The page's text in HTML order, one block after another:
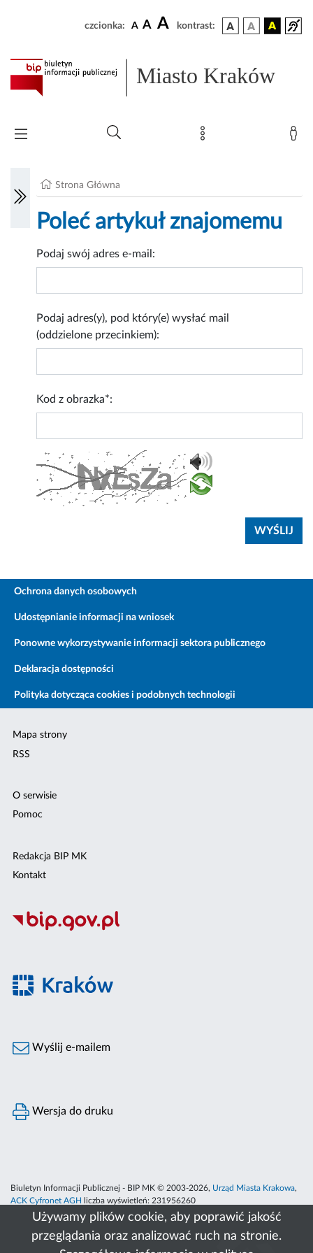
Używamy plików cookie, aby poprawić jakość
przeglądania oraz analizować ruch na stronie.
czcionka: A A A kontrast:
Miasto Kraków
Strona Główna
Poleć artykuł znajomemu
Podaj swój adres e-mail:
Podaj adres(y), pod który(e) wysłać mail
(oddzielone przecinkiem):
Kod z obrazka*:
Ochrona danych osobowych
Udostępnianie informacji na wniosek
Ponowne wykorzystywanie informacji sektora publicznego
Deklaracja dostępności
Polityka dotycząca cookies i podobnych technologii
Mapa strony
RSS
O serwisie
Pomoc
Redakcja BIP MK
Kontakt
Wyślij e-mailem
Wersja do druku
Biuletyn Informacji Publicznej - BIP MK © 2003-2026, Urząd Miasta Krakowa,
ACK Cyfronet AGH
liczba wyświetleń: 231956260